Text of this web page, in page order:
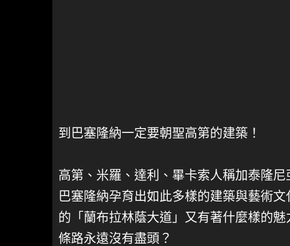
到巴塞隆納一定要朝聖高第的建築！
高第、米羅、達利、畢卡索人稱加泰隆
巴塞隆納孕育出如此多樣的建築與藝術
的「蘭布拉林蔭大道」又有著什麼樣的
條路永遠沒有盡頭？